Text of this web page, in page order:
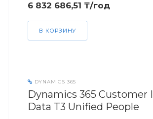
6 832 686,51 ₸/год
В КОРЗИНУ
DYNAMICS 365
Dynamics 365 Customer
Data T3 Unified People